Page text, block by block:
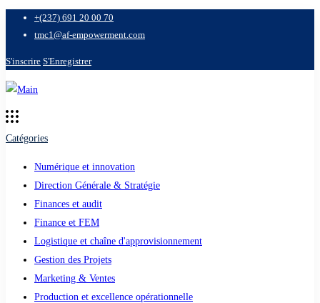
+(237) 691 20 00 70
tmc1@af-empowerment.com
S'inscrire S'Enregistrer
Catégories
Numérique et innovation
Direction Générale & Stratégie
Finances et audit
Finance et FEM
Logistique et chaîne d'approvisionnement
Gestion des Projets
Marketing & Ventes
Production et excellence opérationnelle